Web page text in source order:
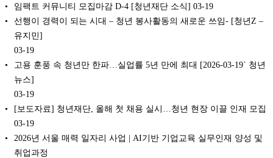
임팩트 커뮤니티 모집마감 D-4 [청년재단 소식] 03-19
선행이 경력이 되는 시대 – 청년 봉사활동의 새로운 쓰임- [청년Z –
유지민]
03-19
고용 훈풍 속 청년만 한파…실업률 5년 만에 최대 [2026-03-19` 청년
뉴스]
03-19
[보도자료] 청년재단, 올해 첫 채용 실시…청년 현장 이끌 인재 모집
03-19
2026년 서울 매력 일자리 사업 | AI기반 기업교육 실무인재 양성 및
취업과정